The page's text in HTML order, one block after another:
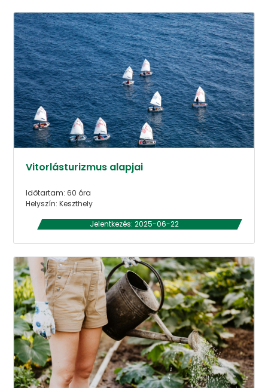
Vitorlásturizmus alapjai
Időtartam: 60 óra
Helyszín: Keszthely
Jelentkezés: 2025-06-22